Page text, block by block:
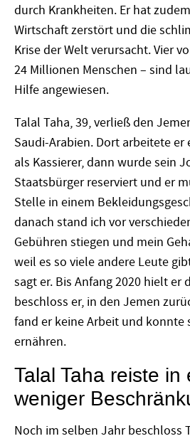
durch Krankheiten. Er hat
Wirtschaft zerstört und die
Krise der Welt verursacht. Vier
24 Millionen Menschen – sind
Hilfe angewiesen.
Talal Taha, 39, verließ den
Saudi-Arabien. Dort arbeitete er
als Kassierer, dann wurde sein
Staatsbürger reserviert und er
Stelle in einem
danach stand ich vor
Gebühren stiegen und mein
weil es so viele andere Leute
sagt er. Bis Anfang 2020 hielt er
beschloss er, in den Jemen
fand er keine Arbeit und konnte
ernähren.
Talal Taha reiste
weniger
Noch im selben Jahr beschloss